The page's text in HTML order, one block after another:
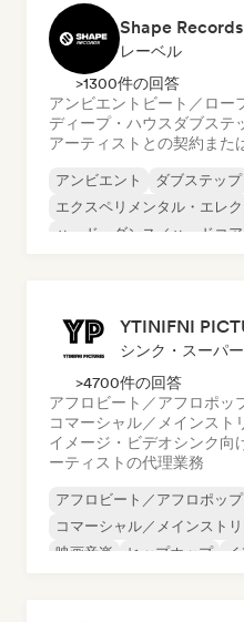
Shape Records
レーベル
>1300件の回答
アンビエント ビート／ロー
ディープ・ハウス ダブステ
アーティストとの契約また
アンビエント ダブステップ
エクスペリメンタル・エレ
ハード・ダンス／ハードコ
YTINIFNI
シンク・スーパ
>4700件の回答
アフロビート／アフロポッ
コマーシャル／メインスト
イメージ・ビデオシンク向
ーティストの代理業務
アフロビート／アフロポップ
コマーシャル／メインスト
映画音楽
ヒップホップ